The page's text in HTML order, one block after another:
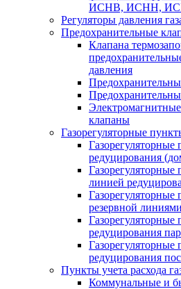
ИСНВ, ИСНН,
Регуляторы давления
Предохранительные
Клапана
давления
клапаны
Газорегуляторные
редуцирования
линией
резервной
редуцирования
редуцирования
Пункты учета расхода
Коммунальные и